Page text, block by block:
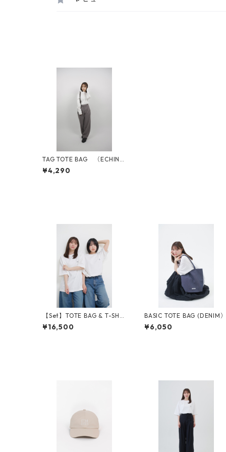
TAG TOTE BAG （ECHINA
CEA）
¥4,290
【Set】TOTE BAG & T-SHIR
T
¥16,500
BASIC TOTE BAG (DENIM
¥6,050